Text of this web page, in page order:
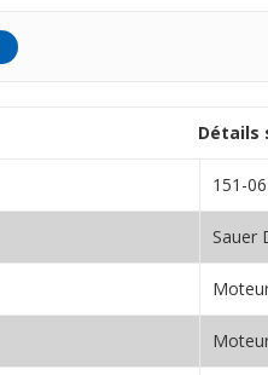
Détails
151-
Sauer